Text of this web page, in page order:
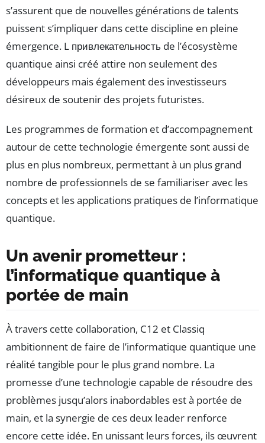
s’assurent que de nouvelles générations de talents
puissent s’impliquer dans cette discipline en pleine
émergence. L привлекательность de l’écosystème
quantique ainsi créé attire non seulement des
développeurs mais également des investisseurs
désireux de soutenir des projets futuristes.
Les programmes de formation et d’accompagnement
autour de cette technologie émergente sont aussi de
plus en plus nombreux, permettant à un plus grand
nombre de professionnels de se familiariser avec les
concepts et les applications pratiques de l’informatique
quantique.
Un avenir prometteur :
l’informatique quantique à
portée de main
À travers cette collaboration, C12 et Classiq
ambitionnent de faire de l’informatique quantique une
réalité tangible pour le plus grand nombre. La
promesse d’une technologie capable de résoudre des
problèmes jusqu’alors inabordables est à portée de
main, et la synergie de ces deux leader renforce
encore cette idée. En unissant leurs forces, ils œuvrent